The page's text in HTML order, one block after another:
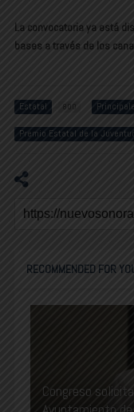
La convocatoria ya está
bases a través de los
Estatal 800
Premio Estatal de la
RECOMMENDED FOR
Congreso